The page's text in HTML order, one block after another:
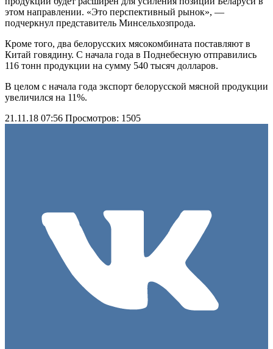
этом направлении. «Это перспективный рынок», —
подчеркнул представитель Минсельхозпрода.
Кроме того, два белорусских мясокомбината поставляют в
Китай говядину. С начала года в Поднебесную отправились
116 тонн продукции на сумму 540 тысяч долларов.
В целом с начала года экспорт белорусской мясной продукции
увеличился на 11%.
21.11.18 07:56 Просмотров: 1505